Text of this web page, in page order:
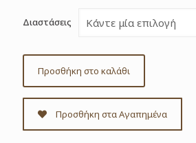
Διαστάσεις
Προσθήκη στο καλάθι
Προσθήκη στα Αγαπημένα